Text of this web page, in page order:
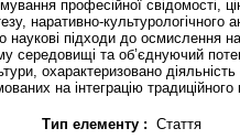
професійної свідомості,
наративно-
підходи до осмислення
середовищі та об’єднуючий
охарактеризовано
на інтеграцію
Тип елементу : Стаття